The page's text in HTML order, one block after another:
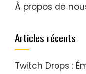
À propos de
Articles récents
Twitch Drops :